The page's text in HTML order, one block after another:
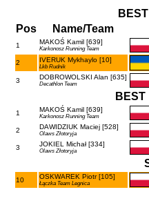
Pos
Name/Team
1 MAKOŚ Kamil [639]
Karkonosz Running Team
2 IVERUK Mykhaylo [10]
Lkb Rudnik
3 DOBROWOLSKI Alan [635]
Decathlon Team
BEST
1 MAKOŚ Kamil [639]
Karkonosz Running Team
2 DAWIDZIUK Maciej [528]
Olaws Złotoryja
3 JOKIEL Michał [334]
Olaws Złotoryja
10 OSKWAREK Piotr [105]
Łączka Team Legnica